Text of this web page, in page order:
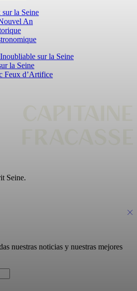
la Seine
An
sur la Seine
la Seine
Feux d’Artifice
Seine.
nuestras noticias y nuestras mejores